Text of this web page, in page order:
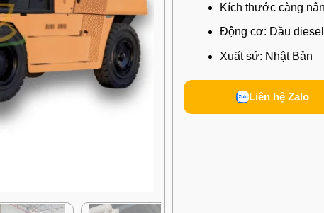
Kích thước càng
Động cơ: Dầu diesel
Xuất sứ: Nhật Bản
Liên hệ Zalo